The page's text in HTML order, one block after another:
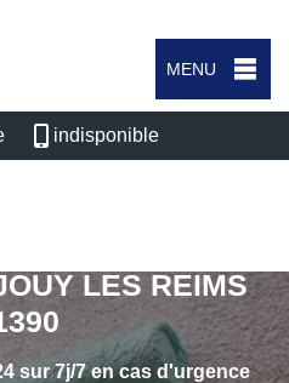
MENU
indisponible
LES REIMS
sur 7j/7 en cas d'urgence